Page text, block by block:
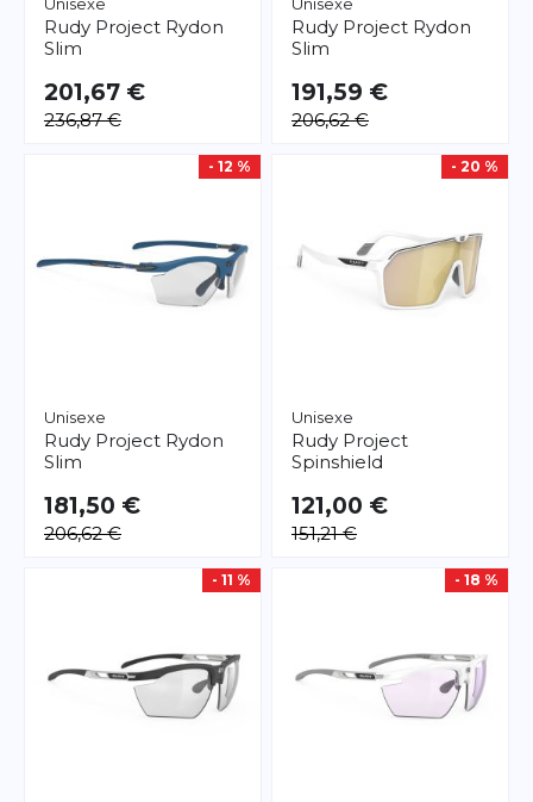
Rudy Project Rydon
Slim
201,67 €
236,87 €
Rudy Project Rydon
Slim
191,59 €
206,62 €
- 12 %
Unisexe
Rudy Project Rydon
Slim
181,50 €
206,62 €
- 20 %
Unisexe
Rudy Project
Spinshield
121,00 €
151,21 €
- 11 % - 18 %